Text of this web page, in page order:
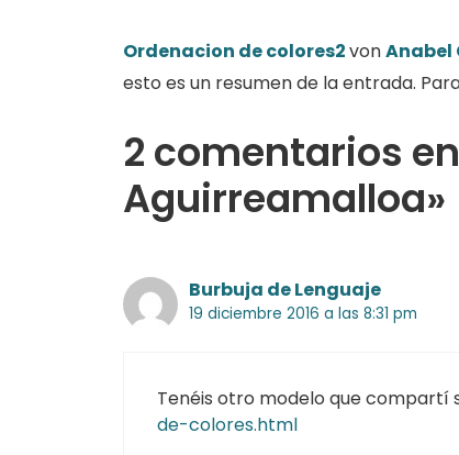
Ordenacion de colores2vonAnabel
esto es un resumen de la entrada.
2 comentarios
Aguirreamalloa»
Burbuja de Lenguaje
19 diciembre 2016 a las 8:31 pm
Tenéis otro modelo que compartí
de-colores.html